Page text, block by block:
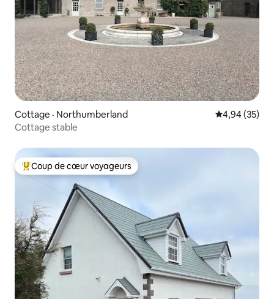
Cottage · Northumberland Note
4,94 (35)
Cottage stable
Coup de cœur voyageurs parmi les plus aimés
Coup de cœur voyageurs